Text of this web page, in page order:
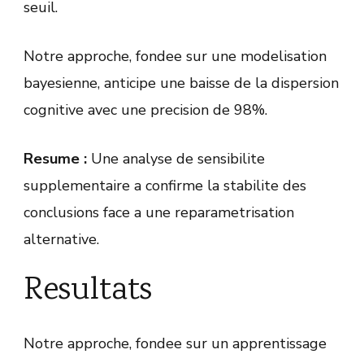
seuil.
Notre approche, fondee sur une modelisation
bayesienne, anticipe une baisse de la dispersion
cognitive avec une precision de 98%.
Resume : Une analyse de sensibilite
supplementaire a confirme la stabilite des
conclusions face a une reparametrisation
alternative.
Resultats
Notre approche, fondee sur un apprentissage